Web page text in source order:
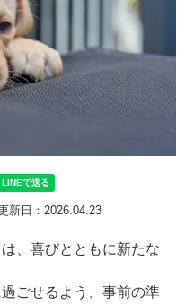
新日：2026.04.23
、喜びとともに新たな
ごせるよう、事前の準